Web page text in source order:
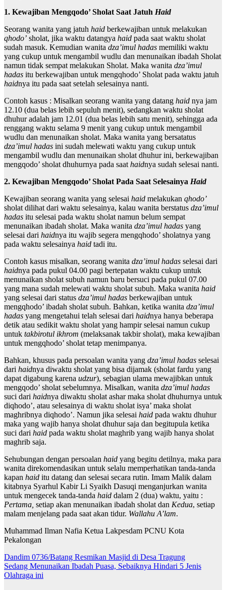
1. Kewajiban Mengqodo’ Sholat Saat Jatuh Haid
Seorang wanita yang jatuh haid berkewajiban untuk melakukan
qhodo’ sholat, jika waktu datangya haid pada saat waktu sholat
sudah masuk. Kemudian wanita dza’imul hadas memiliki waktu
yang cukup untuk mengambil wudlu dan menunaikan ibadah Sholat
namun tidak sempat melakukan Sholat. Maka wanita dza’imul
hadas itu berkewajiban untuk mengqhodo’ Sholat pada waktu jatuh
haidnya itu pada saat setelah selesainya nanti.
Contoh kasus : Misalkan seorang wanita yang datang haid nya jam
12.10 (dua belas lebih sepuluh menit), sedangkan waktu sholat
dhuhur adalah jam 12.01 (dua belas lebih satu menit), sehingga ada
renggang waktu selama 9 menit yang cukup untuk mengambil
wudlu dan menunaikan sholat. Maka wanita yang bersatatus
dza’imul hadas ini sudah melewati waktu yang cukup untuk
mengambil wudlu dan menunaikan sholat dhuhur ini, berkewajiban
mengqodo’ sholat dhuhurnya pada saathaidnya sudah selesai nanti.
2. Kewajiban Mengqodo’ Sholat Pada Saat Selesainya Haid
Kewajiban seorang wanita yang selesai haid melakukan qhodo’
sholat dilihat dari waktu selesainya, kalau wanita berstatus dza’imul
hadas itu selesai pada waktu sholat namun belum sempat
menunaikan ibadah sholat. Maka wanita dza’imul hadas yang
selesai dari haidnya itu wajib segera mengqhodo’ sholatnya yang
pada waktu selesainya haid tadi itu.
Contoh kasus misalkan, seorang wanita dza’imul hadas selesai dari
haidnya pada pukul 04.00 pagi bertepatan waktu cukup untuk
menunaikan sholat subuh namun baru bersuci pada pukul 07.00
yang mana sudah melewati waktu sholat subuh. Maka wanita haid
yang selesai dari status dza’imul hadas berkewajiban untuk
mengqhodo’ ibadah sholat subuh. Bahkan, ketika wanita dza’imul
hadas yang mengetahui telah selesai dari haidnya hanya beberapa
detik atau sedikit waktu sholat yang hampir selesai namun cukup
untuk takbirotul ikhrom (melaksanak takbir sholat), maka kewajiban
untuk mengqhodo’ sholat tetap menimpanya.
Bahkan, khusus pada persoalan wanita yang dza’imul hadas selesai
dari haidnya diwaktu sholat yang bisa dijamak (sholat fardu yang
dapat digabung karena udzur), sebagian ulama mewajibkan untuk
mengqodo’ sholat sebelumnya. Misalkan, wanita dza’imul hadas
suci dari haidnya diwaktu sholat ashar maka sholat dhuhurnya untuk
diqhodo’, atau selesainya di waktu sholat isya’ maka sholat
maghribnya diqhodo’. Namun jika selesai haid pada waktu dhuhur
maka yang wajib hanya sholat dhuhur saja dan begitupula ketika
suci dari haid pada waktu sholat maghrib yang wajib hanya sholat
maghrib saja.
Sehubungan dengan persoalan haid yang begitu detilnya, maka para
wanita direkomendasikan untuk selalu memperhatikan tanda-tanda
kapan haid itu datang dan selesai secara rutin. Imam Malik dalam
kitabnya Syarhul Kabir Li Syaikh Dasuqi menganjurkan wanita
untuk mengecek tanda-tanda haid dalam 2 (dua) waktu, yaitu :
Pertama, setiap akan menunaikan ibadah sholat dan Kedua, setiap
malam menjelang pada saat akan tidur. Wallahu A’lam.
Muhammad Ilman Nafia Ketua Lakpesdam PCNU Kota
Pekalongan
Navigasi
pos
Dandim 0736/Batang Resmikan Masjid di Desa Tragung
Sedang Menunaikan Ibadah Puasa, Sebaiknya Hindari 5 Jenis
Olahraga ini